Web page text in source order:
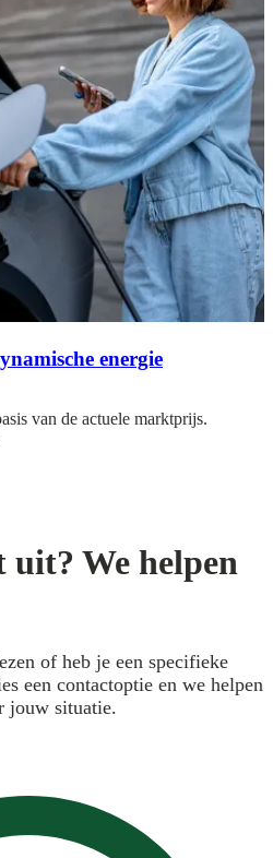
energie
van de actuele marktprijs.
We helpen
of heb je een specifieke
een contactoptie en we helpen
jouw situatie.